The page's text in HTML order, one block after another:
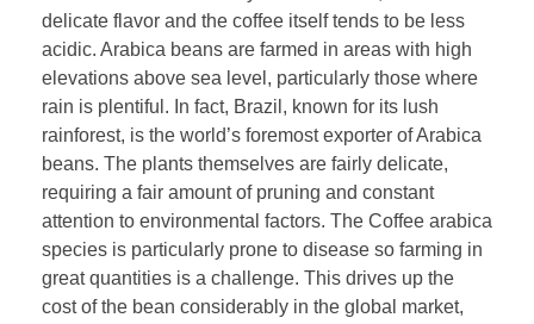
delicate flavor and the coffee itself tends to be less
acidic. Arabica beans are farmed in areas with high
elevations above sea level, particularly those where
rain is plentiful. In fact, Brazil, known for its lush
rainforest, is the world’s foremost exporter of Arabica
beans. The plants themselves are fairly delicate,
requiring a fair amount of pruning and constant
attention to environmental factors. The Coffee arabica
species is particularly prone to disease so farming in
great quantities is a challenge. This drives up the
cost of the bean considerably in the global market,